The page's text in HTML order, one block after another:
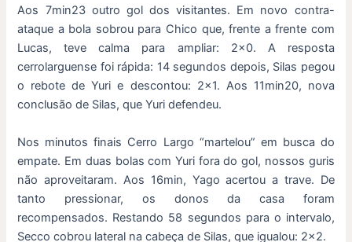
Aos 7min23 outro gol dos visitantes. Em novo contra-
ataque a bola sobrou para Chico que, frente a frente com
Lucas, teve calma para ampliar: 2×0. A resposta
cerrolarguense foi rápida: 14 segundos depois, Silas pegou
o rebote de Yuri e descontou: 2×1. Aos 11min20, nova
conclusão de Silas, que Yuri defendeu.
Nos minutos finais Cerro Largo “martelou” em busca do
empate. Em duas bolas com Yuri fora do gol, nossos guris
não aproveitaram. Aos 16min, Yago acertou a trave. De
tanto pressionar, os donos da casa foram
recompensados. Restando 58 segundos para o intervalo,
Secco cobrou lateral na cabeça de Silas, que igualou: 2×2.